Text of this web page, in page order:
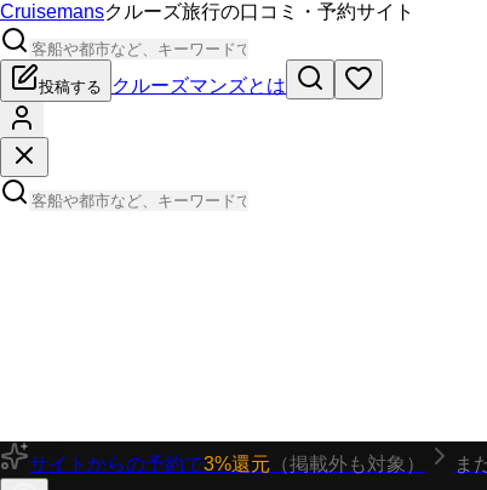
Cruisemansクルーズ旅行の口コミ・予約サイト
投稿する クルーズマンズとは
サイトからの予約で3%還元 （掲載外も対象） ま